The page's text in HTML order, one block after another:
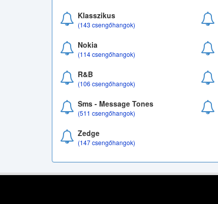
Klasszikus
(143 csengőhangok)
Nokia
(114 csengőhangok)
R&B
(106 csengőhangok)
Sms - Message Tones
(511 csengőhangok)
Zedge
(147 csengőhangok)